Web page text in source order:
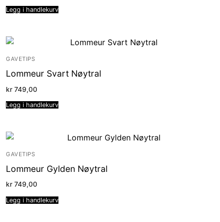
Legg i handlekurv
GAVETIPS
Lommeur Svart Nøytral
kr 749,00
Legg i handlekurv
GAVETIPS
Lommeur Gylden Nøytral
kr 749,00
Legg i handlekurv